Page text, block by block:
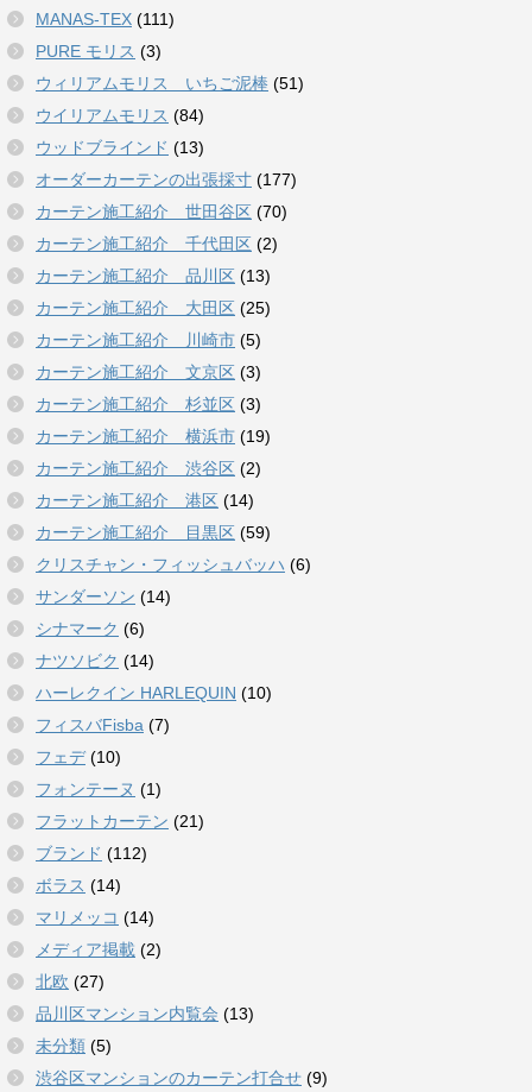
MANAS-TEX (111)
PURE モリス (3)
ウィリアムモリス いちご泥棒 (51)
ウイリアムモリス (84)
ウッドブラインド (13)
オーダーカーテンの出張採寸 (177)
カーテン施工紹介 世田谷区 (70)
カーテン施工紹介 千代田区 (2)
カーテン施工紹介 品川区 (13)
カーテン施工紹介 大田区 (25)
カーテン施工紹介 川崎市 (5)
カーテン施工紹介 文京区 (3)
カーテン施工紹介 杉並区 (3)
カーテン施工紹介 横浜市 (19)
カーテン施工紹介 渋谷区 (2)
カーテン施工紹介 港区 (14)
カーテン施工紹介 目黒区 (59)
クリスチャン・フィッシュバッハ (6)
サンダーソン (14)
シナマーク (6)
ナツソビク (14)
ハーレクイン HARLEQUIN (10)
フィスバFisba (7)
フェデ(10)
フォンテーヌ (1)
フラットカーテン (21)
ブランド (112)
ボラス (14)
マリメッコ (14)
メディア掲載 (2)
北欧 (27)
品川区マンション内覧会 (13)
未分類 (5)
渋谷区マンションのカーテン打合せ (9)